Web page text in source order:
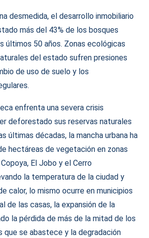
desmedida, el desarrollo inmobiliario
más del 43% de los bosques
últimos 50 años. Zonas ecológicas
del estado sufren presiones
de uso de suelo y los
enfrenta una severa crisis
deforestado sus reservas naturales
últimas décadas, la mancha urbana ha
hectáreas de vegetación en zonas
El Jobo y el Cerro
la temperatura de la ciudad y
calor, lo mismo ocurre en municipios
de las casas, la expansión de la
la pérdida de más de la mitad de los
que se abastece y la degradación